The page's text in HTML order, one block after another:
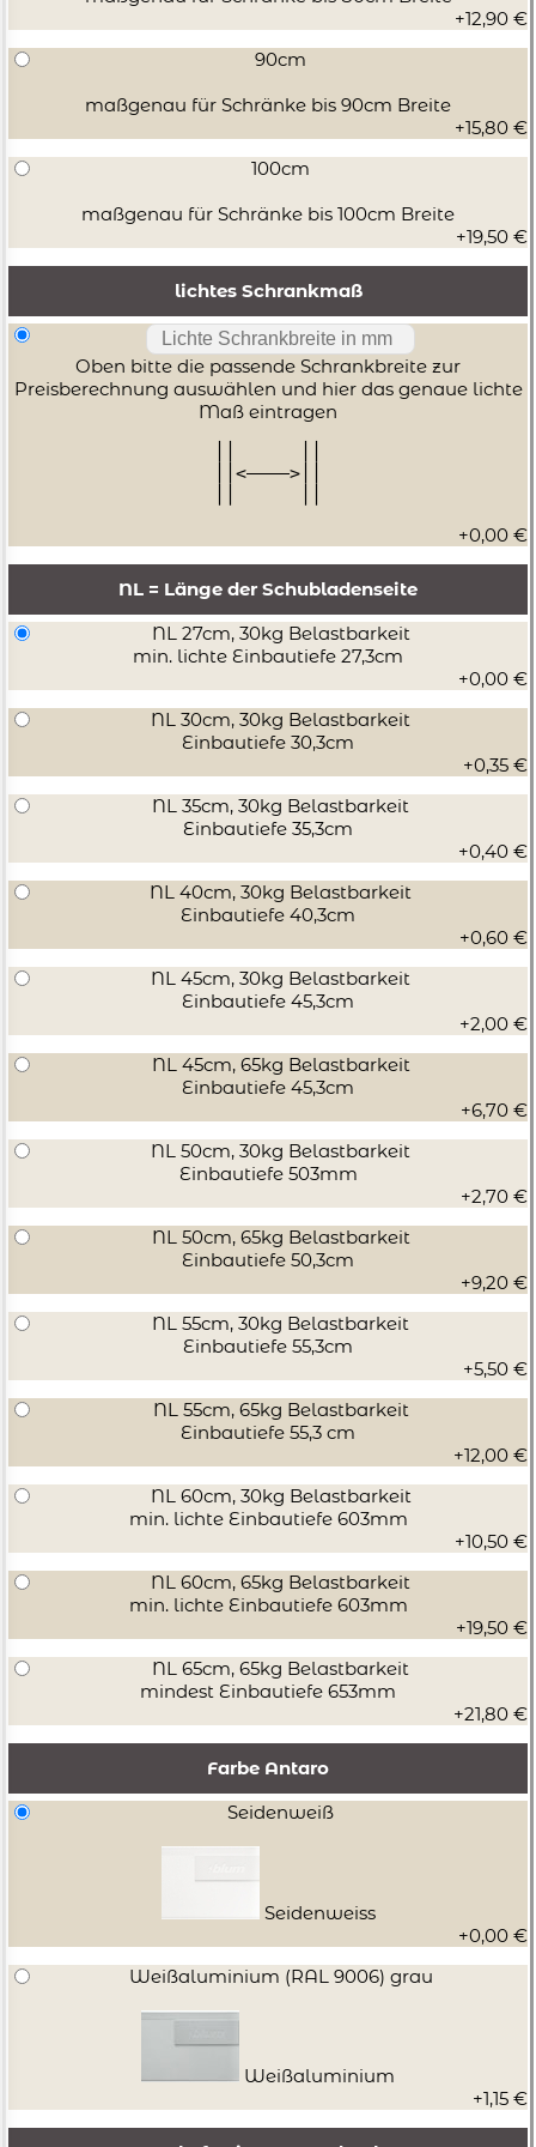
zugesägt. Für die maßgefertigte Schublade benötige ich
die lichte Schrankbreite (Breite zwischen den
Online Shop kaufen: Teilen Sie uns beim Schublade
Kaufen die lichte Schranbreite unten im Eingabefeld "
lichtes Schrankmaß: " mit oder gegen Sie sie bei der
Bemerkungen an. Ihr Schrank sollte von der
mindestens Zargenlänge + 3mm tief sein, damit die
Schublade Platz hat. In der Höhe müssen mindestens
22,4cm für das Blum Schubfach zur Verfügung stehen.
verdeckter, gesteuerter Schubladen Vollauszug
Zargenhoehe (Schubladenseitenhöhe)= 83mm
TANDEM INSIDE - für schwebeleichten Einschub Lauf,
(Schubladenseitenteile) aus Stahl seidenweiß, hellgrau
Lieferumfang: 1 Paar Zargen (Schubladenseiten) 1 Paar
Reling optional 1 Paar Einschubelement 1 Paar
Auszugsschienen (Vollauszug) mit Blumotion. 1 Paar
Schrauben oder werkzeuglos (Inserta) 1 Paar Einschub
Schubladenrückwand Spanplatte kunststoffbeschichtet,
weiß, schwarz oder grau 1 Satz Befestigungsschrauben 1
Höhe D Achtung: Eine Möbelfront ist im Lieferumfang
geliefert. Bei Verwendung von Querteilern können bei
Bedarf noch Längsteiler ergänzt werden - bitte extra
bestellen. Bitte wählen Sie aus folgenden Optionen aus:
+12,90 €
90cm
maßgenau für Schränke bis 90cm Breite
+15,80 €
100cm
maßgenau für Schränke bis 100cm Breite
+19,50 €
lichtes Schrankmaß
Oben bitte die passende Schrankbreite zur
Preisberechnung auswählen und hier das genaue lichte
Maß eintragen
││<————>││
+0,00 €
NL = Länge der Schubladenseite
NL 27cm, 30kg Belastbarkeit
min. lichte Einbautiefe 27,3cm
+0,00 €
NL 30cm, 30kg Belastbarkeit
Einbautiefe 30,3cm
+0,35 €
NL 35cm, 30kg Belastbarkeit
Einbautiefe 35,3cm
+0,40 €
NL 40cm, 30kg Belastbarkeit
Einbautiefe 40,3cm
+0,60 €
NL 45cm, 30kg Belastbarkeit
Einbautiefe 45,3cm
+2,00 €
NL 45cm, 65kg Belastbarkeit
Einbautiefe 45,3cm
+6,70 €
NL 50cm, 30kg Belastbarkeit
Einbautiefe 503mm
+2,70 €
NL 50cm, 65kg Belastbarkeit
Einbautiefe 50,3cm
+9,20 €
NL 55cm, 30kg Belastbarkeit
Einbautiefe 55,3cm
+5,50 €
NL 55cm, 65kg Belastbarkeit
Einbautiefe 55,3 cm
+12,00 €
NL 60cm, 30kg Belastbarkeit
min. lichte Einbautiefe 603mm
+10,50 €
NL 60cm, 65kg Belastbarkeit
min. lichte Einbautiefe 603mm
+19,50 €
NL 65cm, 65kg Belastbarkeit
mindest Einbautiefe 653mm
+21,80 €
Farbe Antaro
Seidenweiß
Seidenweiss
+0,00 €
Weißaluminium (RAL 9006) grau
Weißaluminium
+1,15 €